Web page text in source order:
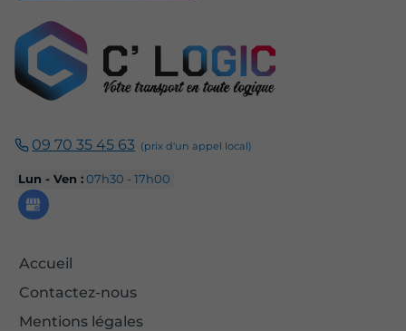
09 70 35 45 63
Lun - Ven :07h30 - 17h00
Accueil
Contactez-nous
Mentions légales